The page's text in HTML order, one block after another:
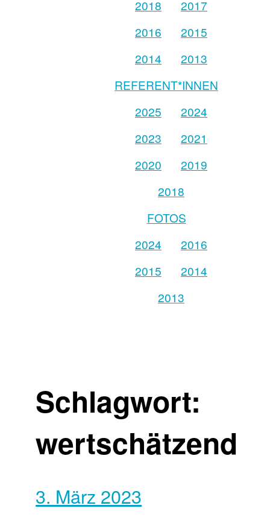
2018
2017
2016
2015
2014
2013
REFERENT*INNEN
2025
2024
2023
2021
2020
2019
2018
FOTOS
2024
2016
2015
2014
2013
Schlagwort:
wertschätzend
3. März 2023